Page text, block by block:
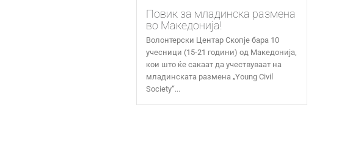
Повик за младинска размена
во Македонија!
Волонтерски Центар Скопје бара 10
учесници (15-21 години) од Македонија,
кои што ќе сакаат да учествуваат на
младинската размена „Young Civil
Society“...